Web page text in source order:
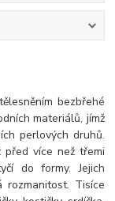
bezbřehé
materiálů, jímž
perlových druhů.
více než třemi
do formy. Jejich
rozmanitost. Tisíce